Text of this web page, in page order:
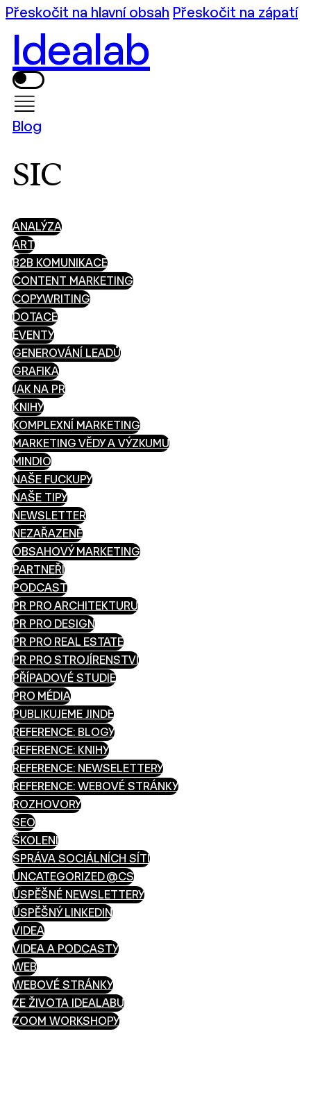
Přeskočit na hlavní obsah Přeskočit na zápatí
Idealab
Blog
SIC
ANALÝZA
ART
B2B KOMUNIKACE
CONTENT MARKETING
COPYWRITING
DOTACE
EVENTY
GENEROVÁNÍ LEADŮ
GRAFIKA
JAK NA PR
KNIHY
KOMPLEXNÍ MARKETING
MARKETING VĚDY A VÝZKUMU
MINDIO
NAŠE FUCKUPY
NAŠE TIPY
NEWSLETTER
NEZAŘAZENÉ
OBSAHOVÝ MARKETING
PARTNEŘI
PODCAST
PR PRO ARCHITEKTURU
PR PRO DESIGN
PR PRO REAL ESTATE
PR PRO STROJÍRENSTVÍ
PŘÍPADOVÉ STUDIE
PRO MÉDIA
PUBLIKUJEME JINDE
REFERENCE: BLOGY
REFERENCE: KNIHY
REFERENCE: NEWSELETTERY
REFERENCE: WEBOVÉ STRÁNKY
ROZHOVORY
SEO
ŠKOLENÍ
SPRÁVA SOCIÁLNÍCH SÍTÍ
UNCATEGORIZED @CS
ÚSPĚŠNÉ NEWSLETTERY
ÚSPĚŠNÝ LINKEDIN
VIDEA
VIDEA A PODCASTY
WEB
WEBOVÉ STRÁNKY
ZE ŽIVOTA IDEALABU
ZOOM WORKSHOPY